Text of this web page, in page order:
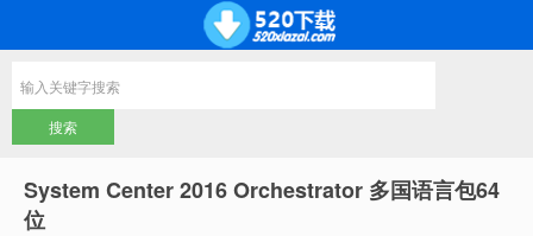
System Center 2016 Orchestrator 多国语言包64
位